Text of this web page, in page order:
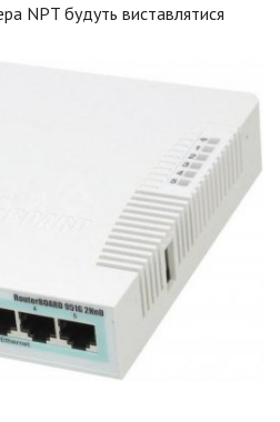
NPT будуть виставлятися